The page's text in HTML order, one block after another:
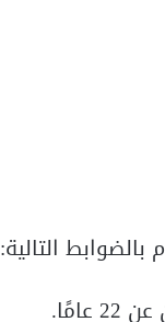
التالية: